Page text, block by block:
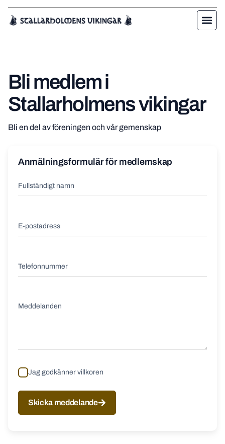
Bli medlem i
Stallarholmens vikingar
Bli en del av föreningen och vår gemenskap
Anmälningsformulär för medlemskap
Jag godkänner villkoren
Skicka meddelande